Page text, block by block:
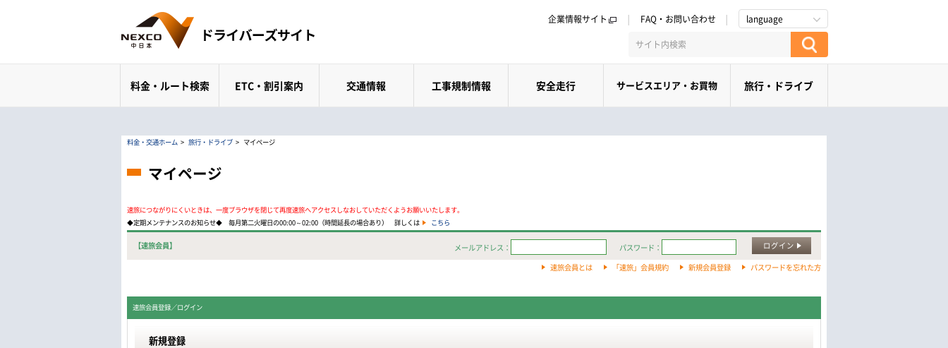
企業情報サイト FAQ・お問い合わせ language
料金・ルート検索 ETC・割引案内 交通情報 工事規制情報 安全走行 サービスエリア・お買物 旅行・ドライブ
料金・交通ホーム > 旅行・ドライブ > マイページ
マイページ
速旅につながりにくいときは、一度ブラウザを閉じて再度速旅へアクセスしなおしていただくようお願いいたします。
◆定期メンテナンスのお知らせ◆ 毎月第二火曜日の00:00～02:00（時間延長の場合あり） 詳しくは
こちら
【速旅会員】 メールアドレス： パスワード： ログイン
速旅会員とは 「速旅」会員規約 新規会員登録 パスワードを忘れた方
速旅会員登録／ログイン
新規登録